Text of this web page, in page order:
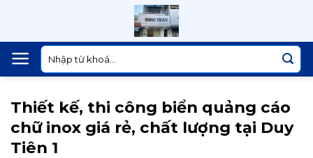
content
Tìm
kiếm:
Thiết kế, thi công biển quảng cáo
chữ inox giá rẻ, chất lượng tại Duy
Tiên 1